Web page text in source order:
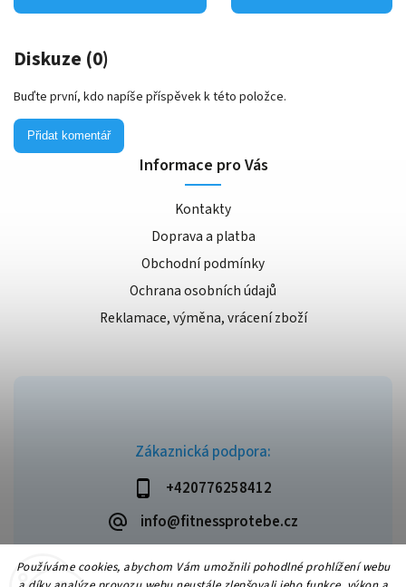
Používáme cookies, abychom Vám umožnili pohodlné prohlížení webu
Diskuze (0)
Buďte první, kdo napíše příspěvek k této položce.
Přidat komentář
Zákaznická podpora:
+420776258412
info@fitnessprotebe.cz
Informace pro Vás
Kontakty
Doprava a platba
Obchodní podmínky
Ochrana osobních údajů
Reklamace, výměna, vrácení zboží